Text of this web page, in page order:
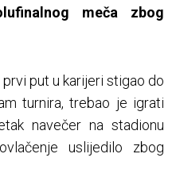
meča zbog
put u karijeri stigao do
turnira, trebao je igrati
navečer na stadionu
uslijedilo zbog